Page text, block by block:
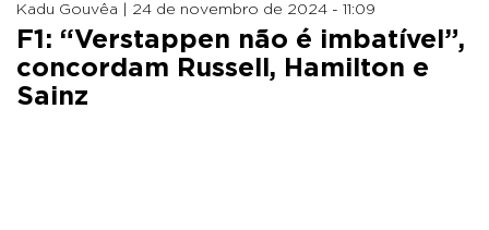
Kadu Gouvêa | 24 de novembro de 2024 - 11:09
F1: “Verstappen não é imbatível”,
concordam Russell, Hamilton e
Sainz